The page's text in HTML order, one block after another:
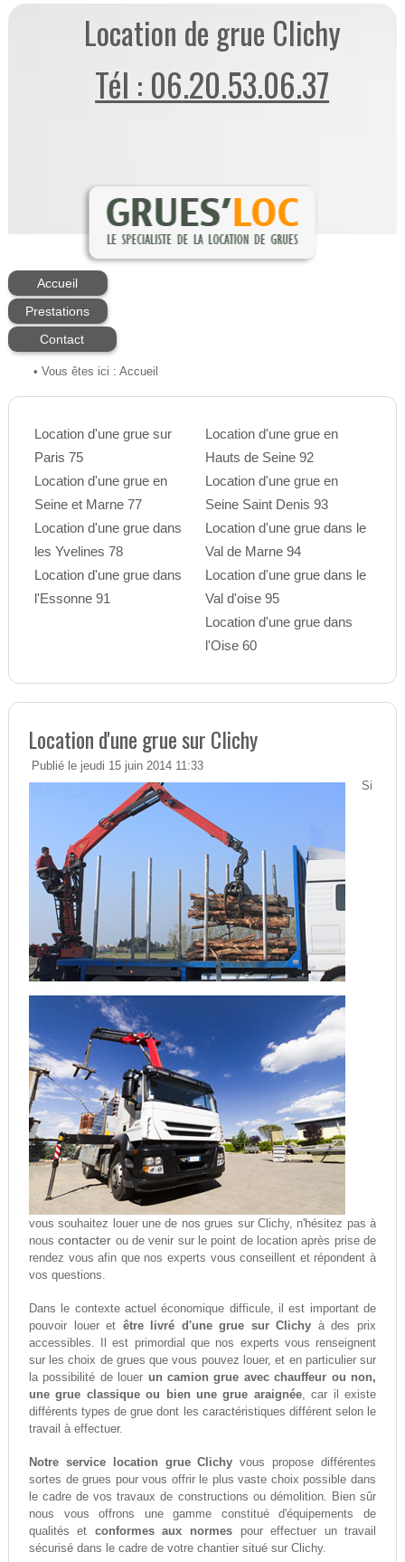
Location de grue Clichy
Tél : 06.20.53.06.37
Accueil
Prestations
Contact
• Vous êtes ici : Accueil
Location d'une grue sur
Paris 75
Location d'une grue en
Seine et Marne 77
Location d'une grue dans
les Yvelines 78
Location d'une grue dans
l'Essonne 91
Location d'une grue en
Hauts de Seine 92
Location d'une grue en
Seine Saint Denis 93
Location d'une grue dans le
Val de Marne 94
Location d'une grue dans le
Val d'oise 95
Location d'une grue dans
l'Oise 60
Location d'une grue sur Clichy
Publié le jeudi 15 juin 2014 11:33
Si
vous souhaitez louer une de nos grues sur Clichy, n'hésitez pas à
nouscontacter ou de venir sur le point de location après prise de
rendez vous afin que nos experts vous conseillent et répondent à
vos questions.
Dans le contexte actuel économique difficule, il est important de
pouvoir louer et être livré d'une grue sur Clichy à des prix
accessibles. Il est primordial que nos experts vous renseignent
sur les choix de grues que vous pouvez louer, et en particulier sur
la possibilité de louer un camion grue avec chauffeur ou non,
une grue classique ou bien une grue araignée, car il existe
différents types de grue dont les caractéristiques différent selon le
travail à effectuer.
Notre service location grue Clichy vous propose différentes
sortes de grues pour vous offrir le plus vaste choix possible dans
le cadre de vos travaux de constructions ou démolition. Bien sûr
nous vous offrons une gamme constitué d'équipements de
qualités et conformes aux normes pour effectuer un travail
sécurisé dans le cadre de votre chantier situé sur Clichy.